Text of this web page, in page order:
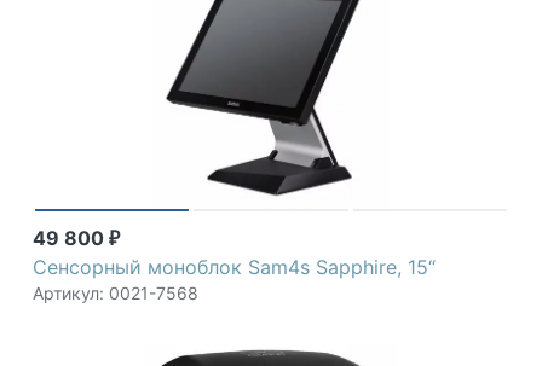
49 800 ₽
Сенсорный моноблок Sam4s Sapphire, 15“
Артикул: 0021-7568